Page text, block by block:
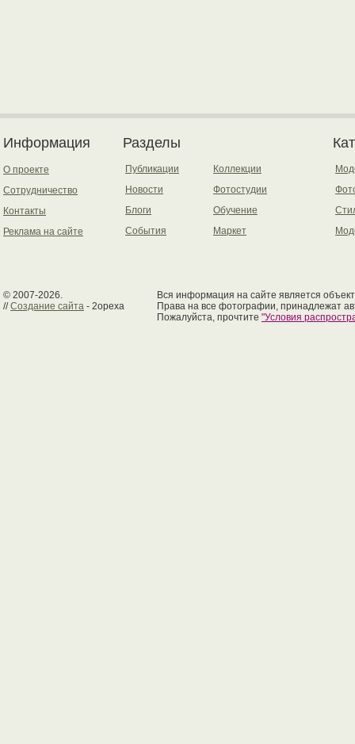
Информация
О проекте
Сотрудничество
Контакты
Реклама на сайте
Разделы
Публикации
Новости
Блоги
События
Коллекции
Фотостудии
Обучение
Маркет
© 2007-2026.
//Создание сайта - 2opexa
Вся информация на сайте является
Права на все фотографии, принадлежат
Пожалуйста, прочтите "Условия